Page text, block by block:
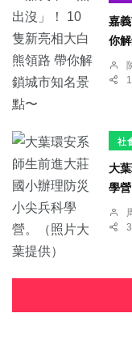
嘉
你
社
大
學